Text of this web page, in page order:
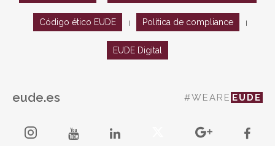
Código ético EUDE Política de compliance
EUDE Digital
eude.es #WEARE EUDE